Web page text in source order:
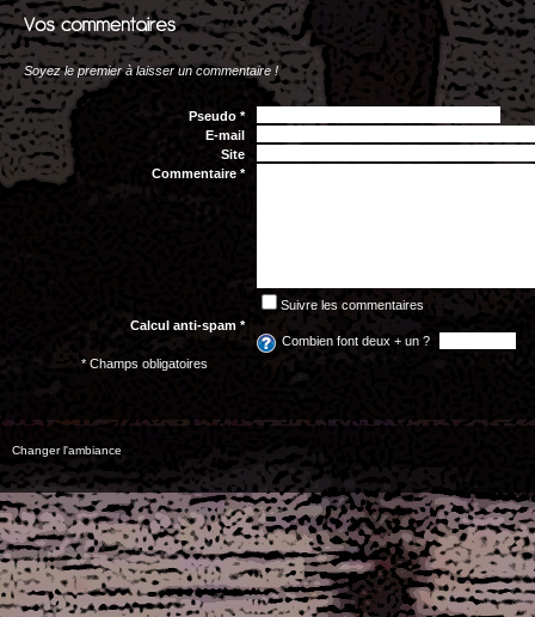
Soyez le premier à laisser un commentaire !
Pseudo *
E-mail
Site
Commentaire *
Suivre les commentaires
Calcul anti-spam *
Combien font deux + un ?
* Champs obligatoires
Changer l'ambiance